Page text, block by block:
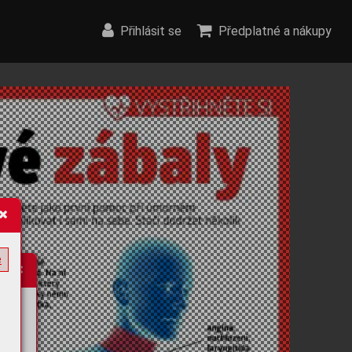
Přihlásit se Předplatné a nákupy